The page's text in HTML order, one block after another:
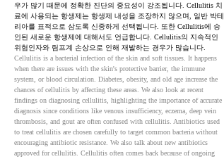
우가 많기 때문에 정확한 진단의 중요성이 강조됩니다. Cellulitis 치
료에 사용되는 항생제는 항생제 내성을 조장하지 않으며, 일반 박테
리아를 표적으로 삼도록 신중하게 선택됩니다. 또한 Cellulitis에 승
인된 새로운 항생제에 대해서도 언급합니다. Cellulitis의 지속적인
위험인자와 림프계 손상으로 인해 재발하는 경우가 많습니다.
Cellulitis is a bacterial infection of the skin and soft tissues. It happens
when there are issues with the skin's protective barrier, the immune
system, or blood circulation. Diabetes, obesity, and old age increase the
chances of cellulitis by affecting these areas. We also look at recent
findings on diagnosing cellulitis, highlighting the importance of accurate
diagnosis since conditions like venous insufficiency, eczema, deep vein
thrombosis, and gout are often confused with cellulitis. Antibiotics used
to treat cellulitis are chosen carefully to target common bacteria without
encouraging antibiotic resistance. We also talk about new antibiotics
approved for cellulitis. Cellulitis often comes back because of ongoing